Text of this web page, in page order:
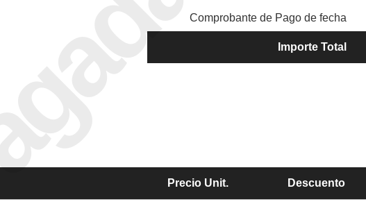
Comprobante de Pago de fecha
Importe Total
Precio Unit. Descuento